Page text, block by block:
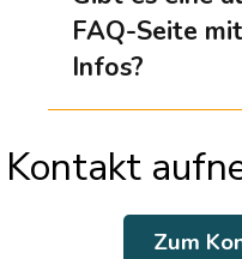
FAQ-Seite
Infos?
Kontakt
Zum